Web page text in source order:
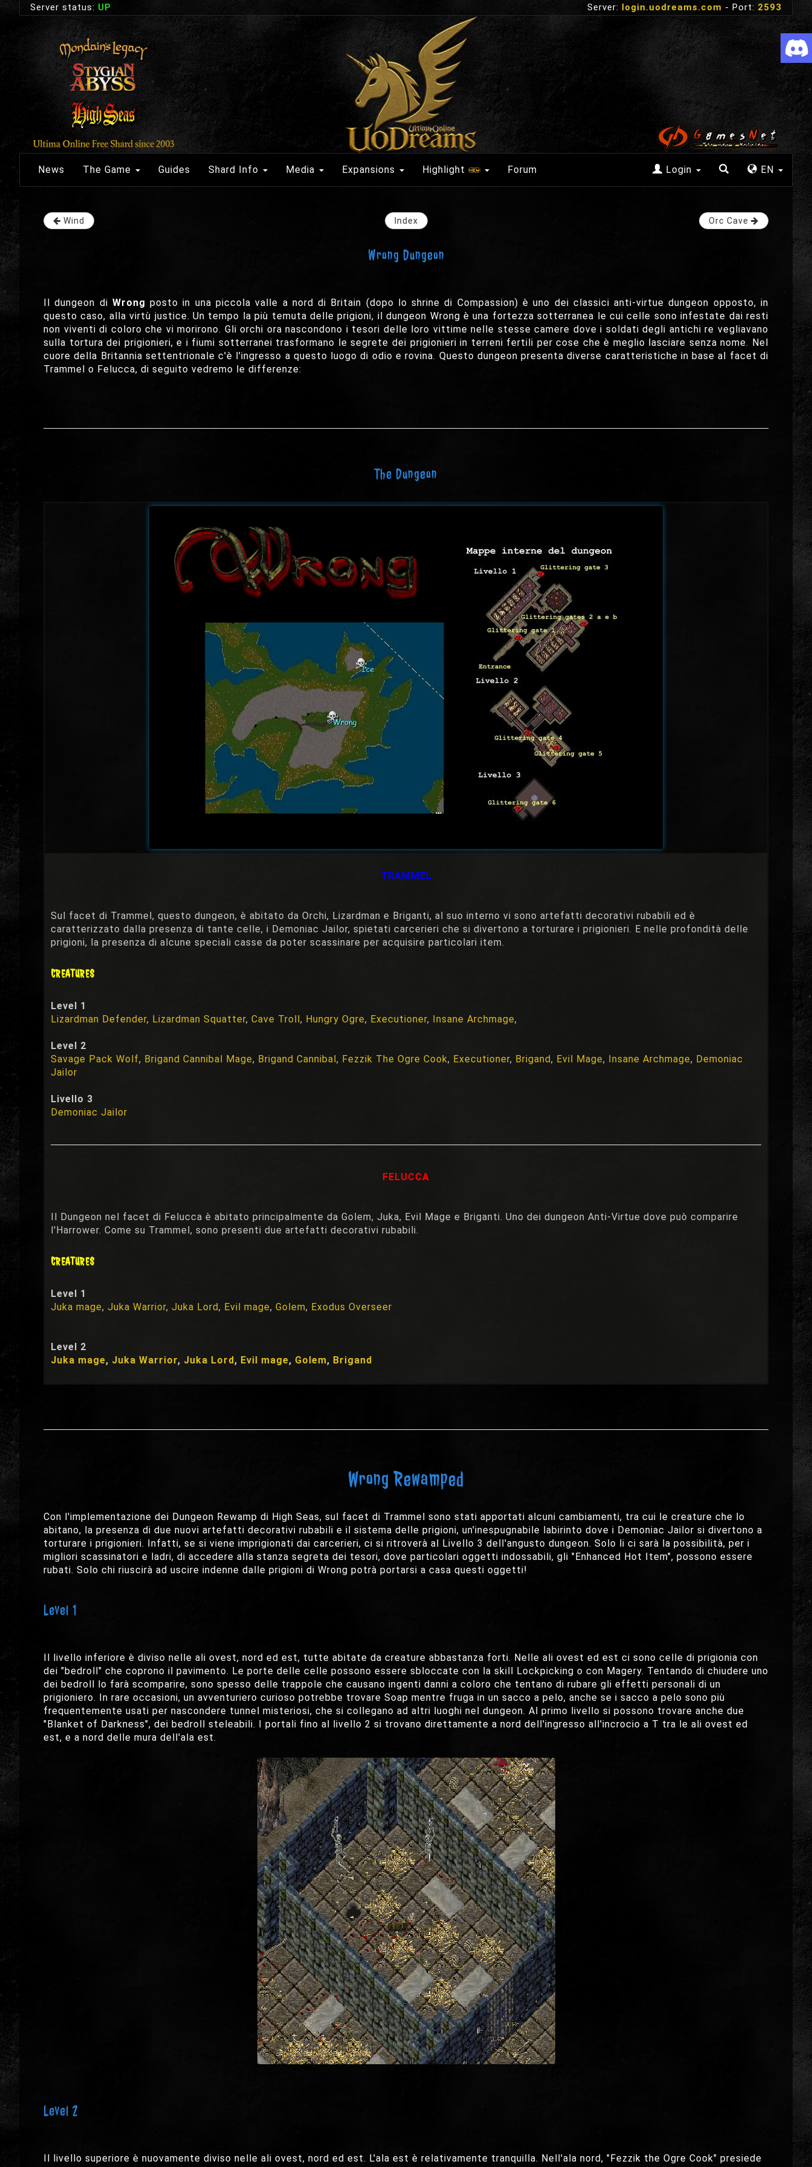
Server status: UP Server: login.uodreams.com - Port: 2593
Login EN
News The Game Guides Shard Info Media Expansions Highlight Forum
Wind Index Orc Cave
Wrong Dungeon
Il dungeon di Wrong posto in una piccola valle a nord di Britain (dopo lo shrine di Compassion) è uno dei classici anti-virtue dungeon opposto, in
questo caso, alla virtù justice. Un tempo la più temuta delle prigioni, il dungeon Wrong è una fortezza sotterranea le cui celle sono infestate dai resti
non viventi di coloro che vi morirono. Gli orchi ora nascondono i tesori delle loro vittime nelle stesse camere dove i soldati degli antichi re vegliavano
sulla tortura dei prigionieri, e i fiumi sotterranei trasformano le segrete dei prigionieri in terreni fertili per cose che è meglio lasciare senza nome. Nel
cuore della Britannia settentrionale c'è l'ingresso a questo luogo di odio e rovina. Questo dungeon presenta diverse caratteristiche in base al facet di
Trammel o Felucca, di seguito vedremo le differenze:
The Dungeon
TRAMMEL
Sul facet di Trammel, questo dungeon, è abitato da Orchi, Lizardman e Briganti, al suo interno vi sono artefatti decorativi rubabili ed è
caratterizzato dalla presenza di tante celle, i Demoniac Jailor, spietati carcerieri che si divertono a torturare i prigionieri. E nelle profondità delle
prigioni, la presenza di alcune speciali casse da poter scassinare per acquisire particolari item.
CREATURES
Level 1
Lizardman Defender, Lizardman Squatter, Cave Troll, Hungry Ogre, Executioner, Insane Archmage,
Level 2
Savage Pack Wolf, Brigand Cannibal Mage, Brigand Cannibal, Fezzik The Ogre Cook, Executioner, Brigand, Evil Mage, Insane Archmage, Demoniac
Jailor
Livello 3
Demoniac Jailor
FELUCCA
Il Dungeon nel facet di Felucca è abitato principalmente da Golem, Juka, Evil Mage e Briganti. Uno dei dungeon Anti-Virtue dove può comparire
l'Harrower. Come su Trammel, sono presenti due artefatti decorativi rubabili.
CREATURES
Level 1
Juka mage, Juka Warrior, Juka Lord, Evil mage, Golem, Exodus Overseer
Level 2
Juka mage, Juka Warrior, Juka Lord, Evil mage, Golem, Brigand
Wrong Rewamped
Con l'implementazione dei Dungeon Rewamp di High Seas, sul facet di Trammel sono stati apportati alcuni cambiamenti, tra cui le creature che lo
abitano, la presenza di due nuovi artefatti decorativi rubabili e il sistema delle prigioni, un'inespugnabile labirinto dove i Demoniac Jailor si divertono a
torturare i prigionieri. Infatti, se si viene imprigionati dai carcerieri, ci si ritroverà al Livello 3 dell'angusto dungeon. Solo li ci sarà la possibilità, per i
migliori scassinatori e ladri, di accedere alla stanza segreta dei tesori, dove particolari oggetti indossabili, gli "Enhanced Hot Item", possono essere
rubati. Solo chi riuscirà ad uscire indenne dalle prigioni di Wrong potrà portarsi a casa questi oggetti!
Level 1
Il livello inferiore è diviso nelle ali ovest, nord ed est, tutte abitate da creature abbastanza forti. Nelle ali ovest ed est ci sono celle di prigionia con
dei "bedroll" che coprono il pavimento. Le porte delle celle possono essere sbloccate con la skill Lockpicking o con Magery. Tentando di chiudere uno
dei bedroll lo farà scomparire, sono spesso delle trappole che causano ingenti danni a coloro che tentano di rubare gli effetti personali di un
prigioniero. In rare occasioni, un avventuriero curioso potrebbe trovare Soap mentre fruga in un sacco a pelo, anche se i sacco a pelo sono più
frequentemente usati per nascondere tunnel misteriosi, che si collegano ad altri luoghi nel dungeon. Al primo livello si possono trovare anche due
"Blanket of Darkness", dei bedroll steleabili. I portali fino al livello 2 si trovano direttamente a nord dell'ingresso all'incrocio a T tra le ali ovest ed
est, e a nord delle mura dell'ala est.
Level 2
Il livello superiore è nuovamente diviso nelle ali ovest, nord ed est. L'ala est è relativamente tranquilla. Nell'ala nord, "Fezzik the Ogre Cook" presiede